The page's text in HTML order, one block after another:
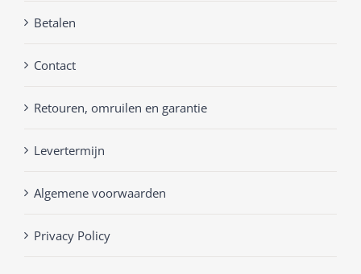
Betalen
Contact
Retouren, omruilen en garantie
Levertermijn
Algemene voorwaarden
Privacy Policy